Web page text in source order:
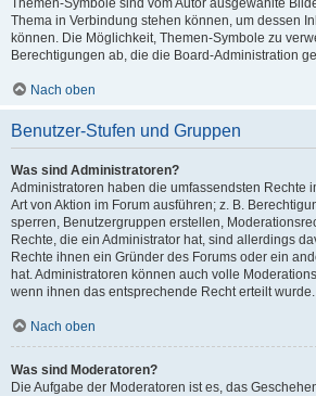
Themen-Symbole sind vom Autor ausgewählte
Thema in Verbindung stehen können, um dessen
können. Die Möglichkeit, Themen-Symbole zu
Berechtigungen ab, die die Board-Administration
Nach oben
Benutzer-Stufen und Gruppen
Was sind Administratoren?
Administratoren haben die umfassendsten Rechte
Art von Aktion im Forum ausführen; z. B.
sperren, Benutzergruppen erstellen,
Rechte, die ein Administrator hat, sind allerdings
Rechte ihnen ein Gründer des Forums oder ein
hat. Administratoren können auch volle
wenn ihnen das entsprechende Recht erteilt wurde.
Nach oben
Was sind Moderatoren?
Die Aufgabe der Moderatoren ist es, das